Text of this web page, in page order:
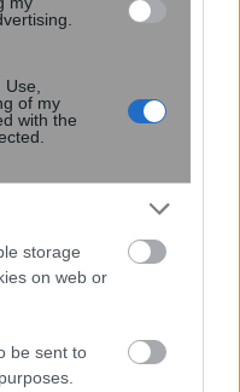
of my
with the
storage
on web or
be sent to